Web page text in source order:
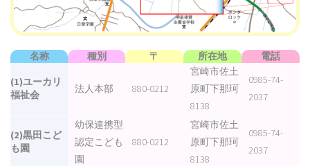
名称 種別 〒 所在地 電話
(1)ユーカリ
福祉会
法人本部 880-0212
宮崎市佐土
原町下那珂
8138
0985-74-
2037
(2)黒田こど
も園
幼保連携型
認定こども
園
880-0212
宮崎市佐土
原町下那珂
8138
0985-74-
2037